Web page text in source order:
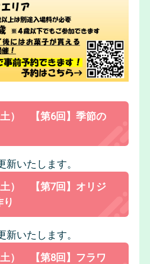
） 【第6回】季節の
いたします。
） 【第7回】オリジ
いたします。
） 【第8回】フラワ